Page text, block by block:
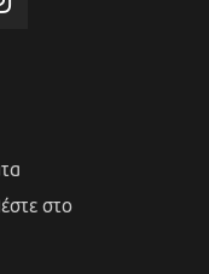
στο